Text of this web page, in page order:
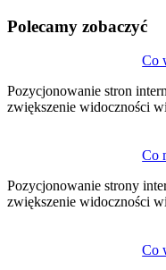
Polecamy zobaczyć
Co
Pozycjonowanie stron
zwiększenie widoczności
Co
Pozycjonowanie strony
zwiększenie widoczności
Co
wpisu